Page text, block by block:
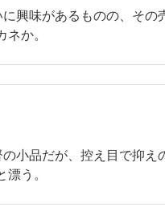
興味があるものの、そ
か。
小品だが、控え目で抑
う。